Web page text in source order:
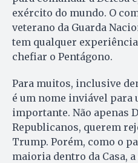
exército do mundo. O
veterano da Guarda
tem qualquer
chefiar o Pentágono.
Para muitos, inclusive
é um nome inviável
importante. Não apenas
Republicanos, querem
Trump. Porém, como o
maioria dentro da Casa,